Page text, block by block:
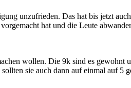
unzufrieden. Das hat bis jetzt
hat und die Leute
wollen. Die 9k sind es
sie auch dann auf einmal auf